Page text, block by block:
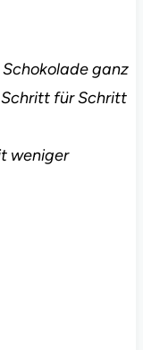
ganz
für Schritt
weniger